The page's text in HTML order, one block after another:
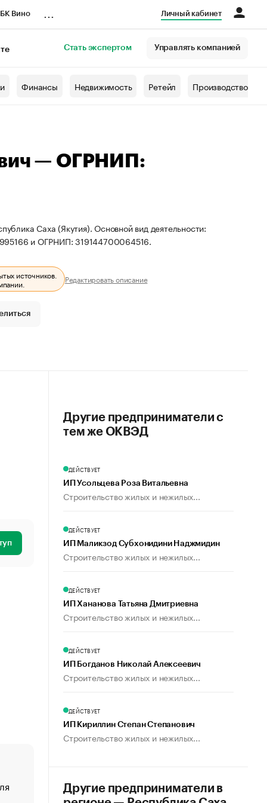
Вино Личный кабинет
Стать экспертом Управлять компанией
Финансы Недвижимость Ретейл Производство
— ОГРНИП:
Саха (Якутия). Основной вид деятельности:
и ОГРНИП: 319144700064516.
источников. Редактировать описание
«От спорта тело стареет иначе». Как живет глава
создавшей GTA
Другие предприниматели с
тем же ОКВЭД
ДЕЙСТВУЕТ
ИП Усольцева Роза Витальевна
Строительство жилых и нежилых...
ДЕЙСТВУЕТ
ИП Маликзод Субхонидини Наджмидин
Строительство жилых и нежилых...
ДЕЙСТВУЕТ
ИП Хананова Татьяна Дмитриевна
Строительство жилых и нежилых...
ДЕЙСТВУЕТ
ИП Богданов Николай Алексеевич
Строительство жилых и нежилых...
ДЕЙСТВУЕТ
ИП Кириллин Степан Степанович
Строительство жилых и нежилых...
Другие предприниматели в